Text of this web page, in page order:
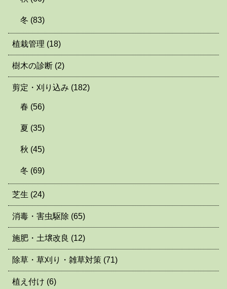
冬 (83)
植栽管理 (18)
樹木の診断 (2)
剪定・刈り込み (182)
春 (56)
夏 (35)
秋 (45)
冬 (69)
芝生 (24)
消毒・害虫駆除 (65)
施肥・土壌改良 (12)
除草・草刈り・雑草対策 (71)
植え付け (6)